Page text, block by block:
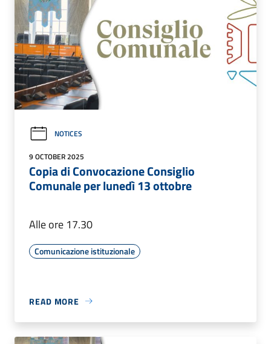
NOTICES
9 OCTOBER 2025
Copia di Convocazione Consiglio
Comunale per lunedì 13 ottobre
Alle ore 17.30
Comunicazione istituzionale
READ MORE